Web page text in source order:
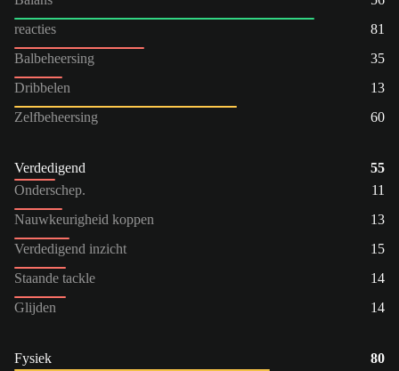
reacties
81
Balbeheersing
35
Dribbelen
13
Zelfbeheersing
60
Verdedigend
55
Onderschep.
11
Nauwkeurigheid koppen
13
Verdedigend inzicht
15
Staande tackle
14
Glijden
14
Fysiek
80